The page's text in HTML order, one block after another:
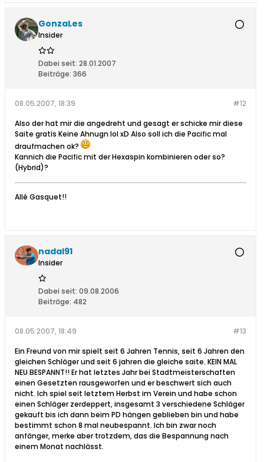
GonzaLes
Insider
Dabei seit: 28.01.2007
Beiträge: 366
#12
08.05.2007, 18:39
Also der hat mir die angedreht und gesagt er schicke mir diese
Saite gratis Keine Ahnugn lol xD Also soll ich die Pacific mal
draufmachen ok?
Kannich die Pacific mit der Hexaspin kombinieren oder so?
(Hybrid)?
Allé Gasquet!!
nadal91
Insider
Dabei seit: 09.08.2006
Beiträge: 482
#13
08.05.2007, 18:49
Ein Freund von mir spielt seit 6 Jahren Tennis, seit 6 Jahren den
gleichen Schläger und seit 6 jahren die gleiche saite. KEIN MAL
NEU BESPANNT!! Er hat letztes Jahr bei Stadtmeisterschaften
einen Gesetzten rausgeworfen und er beschwert sich auch
nicht. Ich spiel seit letztem Herbst im Verein und habe schon
einen Schläger zerdeppert, insgesamt 3 verschiedene Schläger
gekauft bis ich dann beim PD hängen geblieben bin und habe
bestimmt schon 8 mal neubespannt. Ich bin zwar noch
anfänger, merke aber trotzdem, das die Bespannung nach
einem Monat nachlässt.